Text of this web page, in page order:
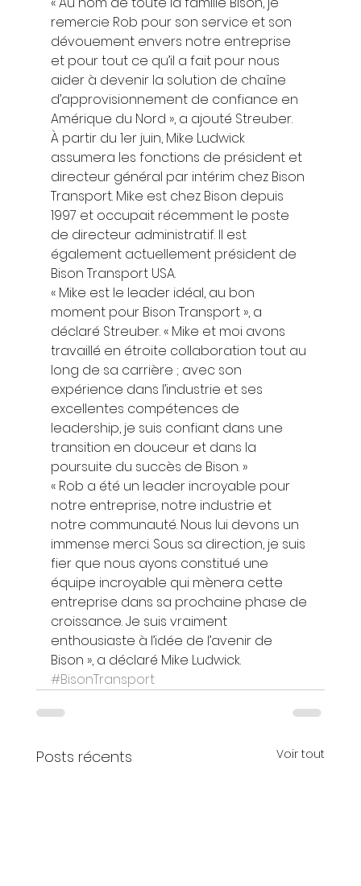
remercie Rob pour son service et son
dévouement envers notre entreprise
et pour tout ce qu’il a fait pour nous
aider à devenir la solution de chaîne
d’approvisionnement de confiance en
Amérique du Nord », a ajouté Streuber.
À partir du 1er juin, Mike Ludwick
assumera les fonctions de président et
directeur général par intérim chez Bison
Transport. Mike est chez Bison depuis
1997 et occupait récemment le poste
de directeur administratif. Il est
également actuellement président de
Bison Transport USA.
« Mike est le leader idéal, au bon
moment pour Bison Transport », a
déclaré Streuber. « Mike et moi avons
travaillé en étroite collaboration tout au
long de sa carrière ; avec son
expérience dans l’industrie et ses
excellentes compétences de
leadership, je suis confiant dans une
transition en douceur et dans la
poursuite du succès de Bison. »
« Rob a été un leader incroyable pour
notre entreprise, notre industrie et
notre communauté. Nous lui devons un
immense merci. Sous sa direction, je suis
fier que nous ayons constitué une
équipe incroyable qui mènera cette
entreprise dans sa prochaine phase de
croissance. Je suis vraiment
enthousiaste à l’idée de l’avenir de
Bison », a déclaré Mike Ludwick.
#BisonTransport
Posts récents Voir tout